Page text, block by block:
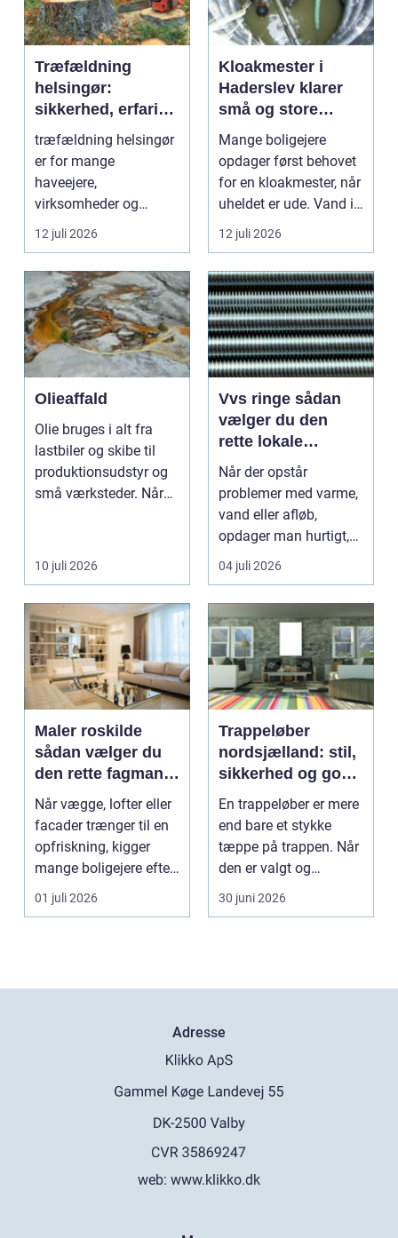
Træfældning
helsingør:
sikkerhed, erfaring
og gode løsninger
i nordsjælland
træfældning helsingør
er for mange
haveejere,
virksomheder og
grundejerforeninger et
nødvendigt skri...
12 juli 2026
Kloakmester i
Haderslev klarer
små og store
akutte opgaver
Mange boligejere
opdager først behovet
for en kloakmester, når
uheldet er ude. Vand i
12 juli 2026
Olieaffald
Olie bruges i alt fra
lastbiler og skibe til
produktionsudstyr og
små værksteder. Når
10 juli 2026
Vvs ringe sådan
vælger du den
rette lokale
installatør
Når der opstår
problemer med varme,
vand eller afløb,
opdager man hurtigt,
hvor afhængig
hverdagen e...
04 juli 2026
Maler roskilde
sådan vælger du
den rette fagmand
til opgaven
Når vægge, lofter eller
facader trænger til en
opfriskning, kigger
mange boligejere efter
en maler R...
01 juli 2026
Trappeløber
nordsjælland: stil,
sikkerhed og god
akustik i hjemmet
En trappeløber er mere
end bare et stykke
tæppe på trappen. Når
den er valgt og
monteret rigtigt, gi...
30 juni 2026
Adresse
web: www.klikko.dk